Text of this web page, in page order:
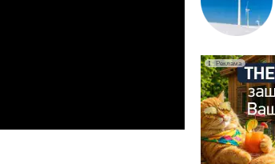
Реклама